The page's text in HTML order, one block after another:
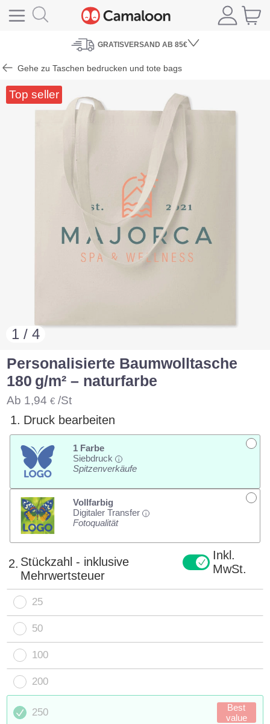
GRATISVERSAND AB 85€
Gehe zu Taschen bedrucken und tote bags
1 / 4
Top seller
Personalisierte Baumwolltasche
180 g/m² – naturfarbe
Ab 1,94 € /St
1. Druck bearbeiten
1 Farbe
Siebdruck
i
Spitzenverkäufe
Vollfarbig
Digitaler Transfer
i
Fotoqualität
2. Stückzahl - inklusive
Mehrwertsteuer
Inkl.
MwSt.
25
50
100
200
250
Best
value